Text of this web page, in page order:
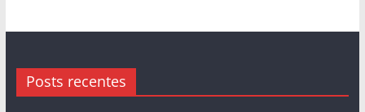
Posts recentes